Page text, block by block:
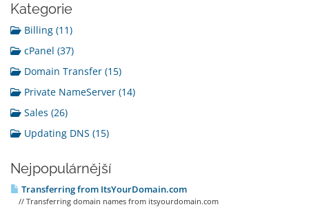
Kategorie
Billing (11)
cPanel (37)
Domain Transfer (15)
Private NameServer (14)
Sales (26)
Updating DNS (15)
Nejpopulárnější
Transferring from ItsYourDomain.com
// Transferring domain names from itsyourdomain.com